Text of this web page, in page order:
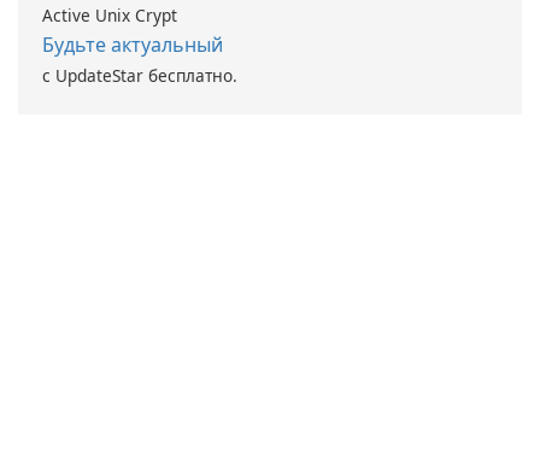
Active Unix Crypt
Будьте актуальный
с UpdateStar бесплатно.